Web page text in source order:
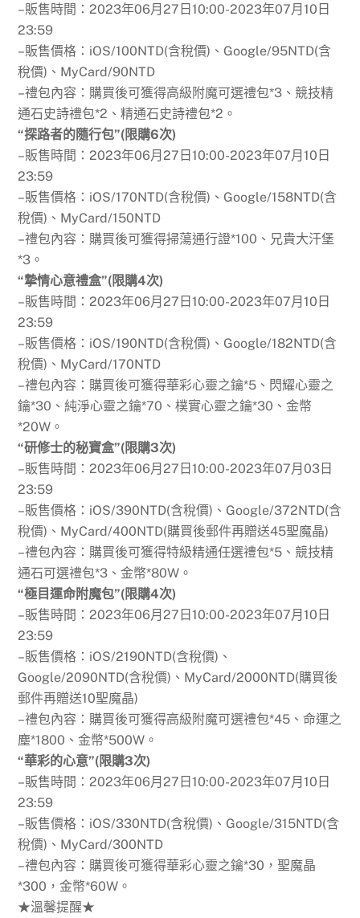
–販售時間：2023年06月27日10:00-2023年07月10日
23:59
–販售價格：iOS/100NTD(含稅價)、Google/95NTD(含
稅價)、MyCard/90NTD
–禮包內容：購買後可獲得高級附魔可選禮包*3、競技精
通石史詩禮包*2、精通石史詩禮包*2。
“探路者的隨行包”(限購6次)
–販售時間：2023年06月27日10:00-2023年07月10日
23:59
–販售價格：iOS/170NTD(含稅價)、Google/158NTD(含
稅價)、MyCard/150NTD
–禮包內容：購買後可獲得掃蕩通行證*100、兄貴大汗堡
*3。
“摯情心意禮盒”(限購4次)
–販售時間：2023年06月27日10:00-2023年07月10日
23:59
–販售價格：iOS/190NTD(含稅價)、Google/182NTD(含
稅價)、MyCard/170NTD
–禮包內容：購買後可獲得華彩心靈之鑰*5、閃耀心靈之
鑰*30、純淨心靈之鑰*70、樸實心靈之鑰*30、金幣
*20W。
“研修士的秘寶盒”(限購3次)
–販售時間：2023年06月27日10:00-2023年07月03日
23:59
–販售價格：iOS/390NTD(含稅價)、Google/372NTD(含
稅價)、MyCard/400NTD(購買後郵件再贈送45聖魔晶)
–禮包內容：購買後可獲得特級精通任選禮包*5、競技精
通石可選禮包*3、金幣*80W。
“極目運命附魔包”(限購4次)
–販售時間：2023年06月27日10:00-2023年07月10日
23:59
–販售價格：iOS/2190NTD(含稅價)、
Google/2090NTD(含稅價)、MyCard/2000NTD(購買後
郵件再贈送10聖魔晶)
–禮包內容：購買後可獲得高級附魔可選禮包*45、命運之
塵*1800、金幣*500W。
“華彩的心意”(限購3次)
–販售時間：2023年06月27日10:00-2023年07月10日
23:59
–販售價格：iOS/330NTD(含稅價)、Google/315NTD(含
稅價)、MyCard/300NTD
–禮包內容：購買後可獲得華彩心靈之鑰*30，聖魔晶
*300，金幣*60W。
★溫馨提醒★